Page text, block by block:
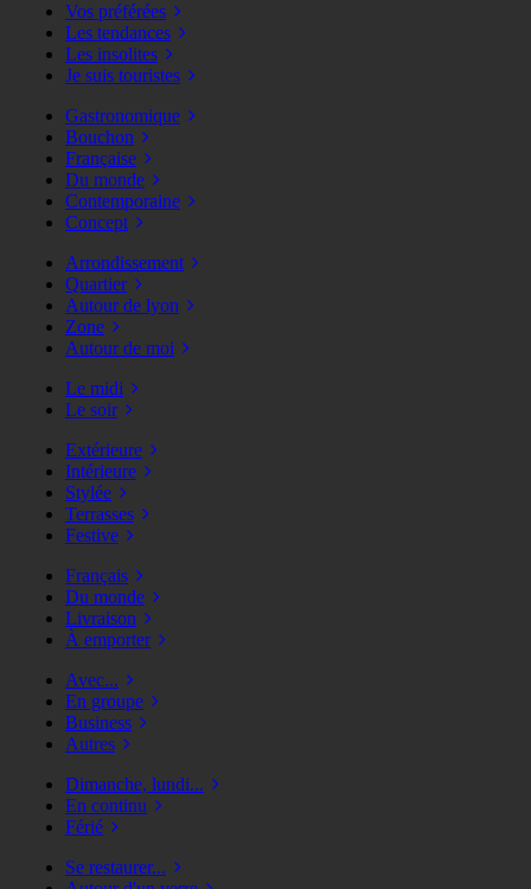
Vos préférées
Les tendances
Les insolites
Je suis touristes
Gastronomique
Bouchon
Française
Du monde
Contemporaine
Concept
Arrondissement
Quartier
Autour de lyon
Zone
Autour de moi
Le midi
Le soir
Extérieure
Intérieure
Stylée
Terrasses
Festive
Français
Du monde
Livraison
À emporter
Avec...
En groupe
Business
Autres
Dimanche, lundi...
En continu
Férié
Se restaurer...